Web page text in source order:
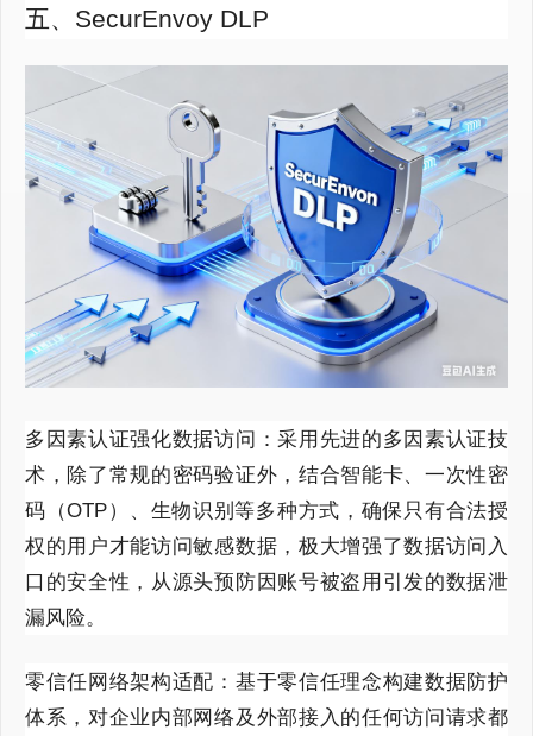
五、SecurEnvoy DLP
多因素认证强化数据访问：采用先进的多因素认证技
术，除了常规的密码验证外，结合智能卡、一次性密
码（OTP）、生物识别等多种方式，确保只有合法授
权的用户才能访问敏感数据，极大增强了数据访问入
口的安全性，从源头预防因账号被盗用引发的数据泄
漏风险。
零信任网络架构适配：基于零信任理念构建数据防护
体系，对企业内部网络及外部接入的任何访问请求都